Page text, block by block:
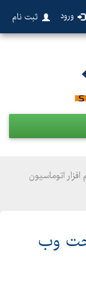
ورود ثبت نام
اتوماسیون
وب